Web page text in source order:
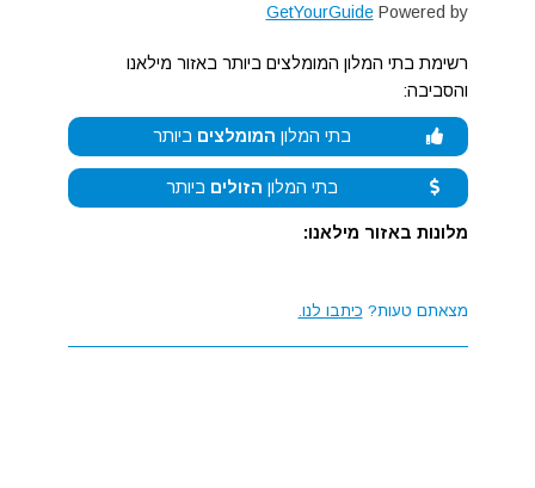
Powered by
GetYourGuide
רשימת בתי המלון המומלצים ביותר באזור מילאנו
והסביבה:
בתי המלון המומלצים ביותר
בתי המלון הזולים ביותר
מלונות באזור מילאנו:
מצאתם טעות? כיתבו לנו.